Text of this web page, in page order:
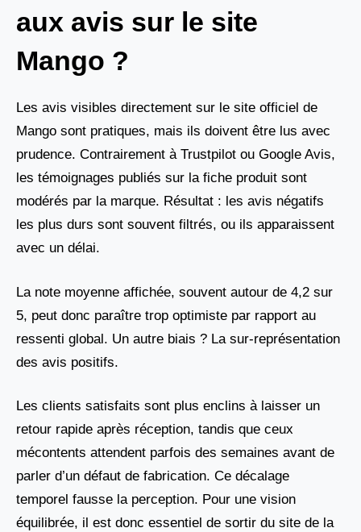
aux avis sur le site
Mango ?
Les avis visibles directement sur le site officiel de
Mango sont pratiques, mais ils doivent être lus avec
prudence. Contrairement à Trustpilot ou Google Avis,
les témoignages publiés sur la fiche produit sont
modérés par la marque. Résultat : les avis négatifs
les plus durs sont souvent filtrés, ou ils apparaissent
avec un délai.
La note moyenne affichée, souvent autour de 4,2 sur
5, peut donc paraître trop optimiste par rapport au
ressenti global. Un autre biais ? La sur-représentation
des avis positifs.
Les clients satisfaits sont plus enclins à laisser un
retour rapide après réception, tandis que ceux
mécontents attendent parfois des semaines avant de
parler d’un défaut de fabrication. Ce décalage
temporel fausse la perception. Pour une vision
équilibrée, il est donc essentiel de sortir du site de la